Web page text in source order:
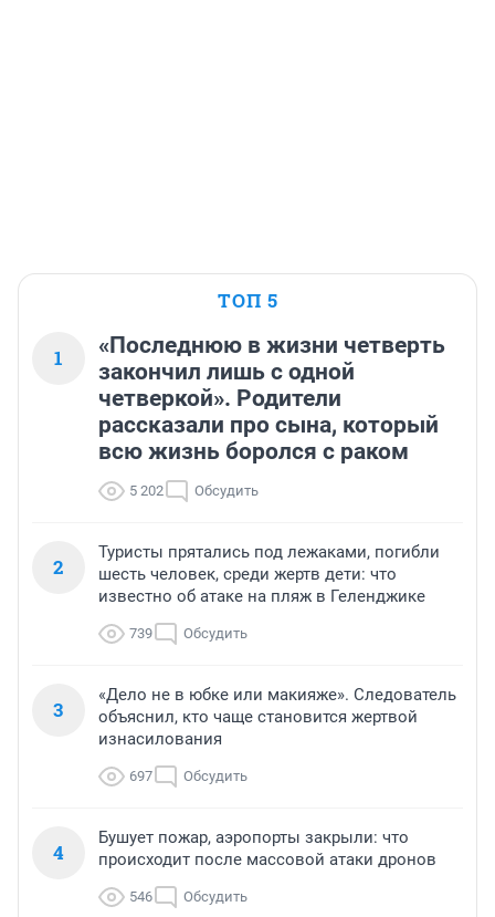
ТОП 5
1
«Последнюю в жизни четверть
закончил лишь с одной
четверкой». Родители
рассказали про сына, который
всю жизнь боролся с раком
5 202 Обсудить
2
Туристы прятались под лежаками, погибли
шесть человек, среди жертв дети: что
известно об атаке на пляж в Геленджике
739 Обсудить
3
«Дело не в юбке или макияже». Следователь
объяснил, кто чаще становится жертвой
изнасилования
697 Обсудить
4
Бушует пожар, аэропорты закрыли: что
происходит после массовой атаки дронов
546 Обсудить